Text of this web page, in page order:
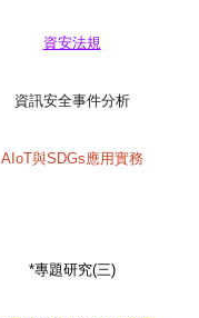
資安法規
資訊安全事件分析
AIoT與SDGs應用實務
*專題研究(三)